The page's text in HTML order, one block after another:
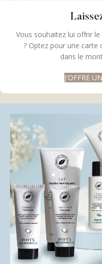
Vous souhaitez lui offrir
? Optez pour une carte
dans le
J'OFFRE